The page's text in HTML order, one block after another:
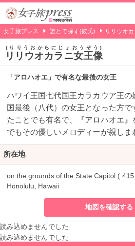
女子旅プレス 誰とで探す(彼氏) リリウオ
リリウオカラニ女王像
りりうおからにじょおうぞう
「アロハオエ」で有名な最後の女王
ハワイ王国七代国王カラカウア王
国最後（八代）の女王となった方
たことでも有名で、『アロハオエ
でもその優しいメロディーが親しま
所在地
on the grounds of the State Capitol (
Honolulu, Hawaii
地図を確認する
読み込めませんでした
読み込めませんでした